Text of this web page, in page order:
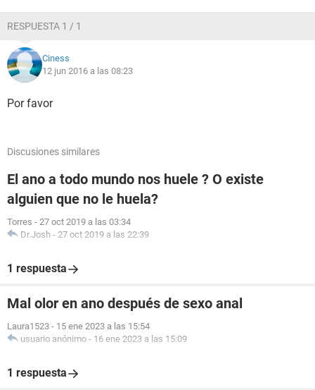
RESPUESTA 1 / 1
Ciness
12 jun 2016 a las 08:23
Por favor
Discusiones similares
El ano a todo mundo nos huele ? O existe
alguien que no le huela?
Torres - 27 oct 2019 a las 03:34
Dr.Josh - 27 oct 2019 a las 22:39
1 respuesta
Mal olor en ano después de sexo anal
Laura1523 - 15 ene 2023 a las 15:54
usuario anónimo - 16 ene 2023 a las 15:09
1 respuesta